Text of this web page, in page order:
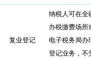
复业登记
纳税人可在全
办税缴费场所
电子税务局办
登记业务，不